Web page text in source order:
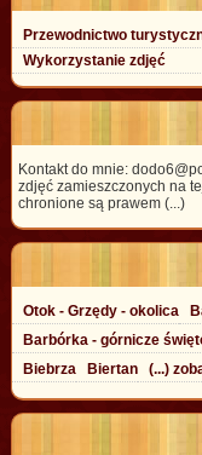
Przewodnictwo
Wykorzystanie zdjęć
Kontakt do mnie:
zdjęć zamieszczonych na
chronione są prawem (...)
Otok - Grzędy - okolica
Barbórka - górnicze
Biebrza
Biertan (...)